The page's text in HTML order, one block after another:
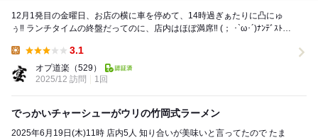
12月1発目の金曜日、お店の横に車を停めて、14時過ぎぁたりに凸にゅ
ぅ‼︎ ランチタイムの終盤だってのに、店内はほぼ満席‼︎ (； ･`ω･´)ﾅﾝﾃﾞｽﾄ
3.1
オプ道楽 （529）
2025/12 訪問
1回
でっかいチャーシューがウリの竹岡式ラーメン
2025年6月19日(木)11時 店内5人 知り合いが美味いと言ってたので たま